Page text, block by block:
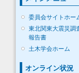
委員会サイトホー
東北関東大震災
報告書
土木学会ホーム
オンライン状況